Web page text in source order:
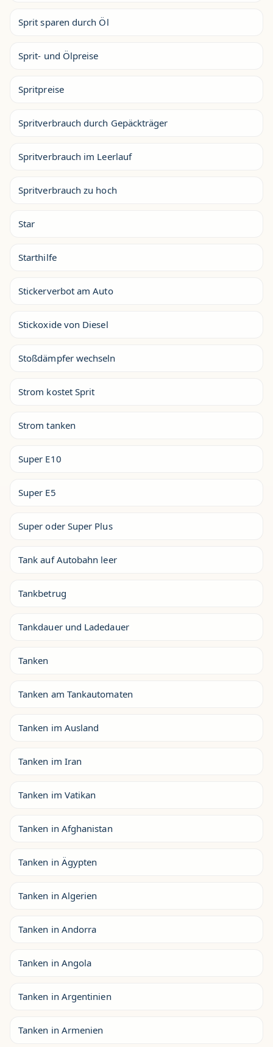
Sprit sparen durch Öl
Sprit- und Ölpreise
Spritpreise
Spritverbrauch durch Gepäckträger
Spritverbrauch im Leerlauf
Spritverbrauch zu hoch
Star
Starthilfe
Stickerverbot am Auto
Stickoxide von Diesel
Stoßdämpfer wechseln
Strom kostet Sprit
Strom tanken
Super E10
Super E5
Super oder Super Plus
Tank auf Autobahn leer
Tankbetrug
Tankdauer und Ladedauer
Tanken
Tanken am Tankautomaten
Tanken im Ausland
Tanken im Iran
Tanken im Vatikan
Tanken in Afghanistan
Tanken in Ägypten
Tanken in Algerien
Tanken in Andorra
Tanken in Angola
Tanken in Argentinien
Tanken in Armenien